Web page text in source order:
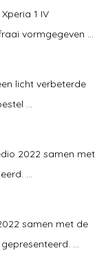
1 IV
vormgegeven ...
licht verbeterde
...
2022 samen met
...
samen met de
...